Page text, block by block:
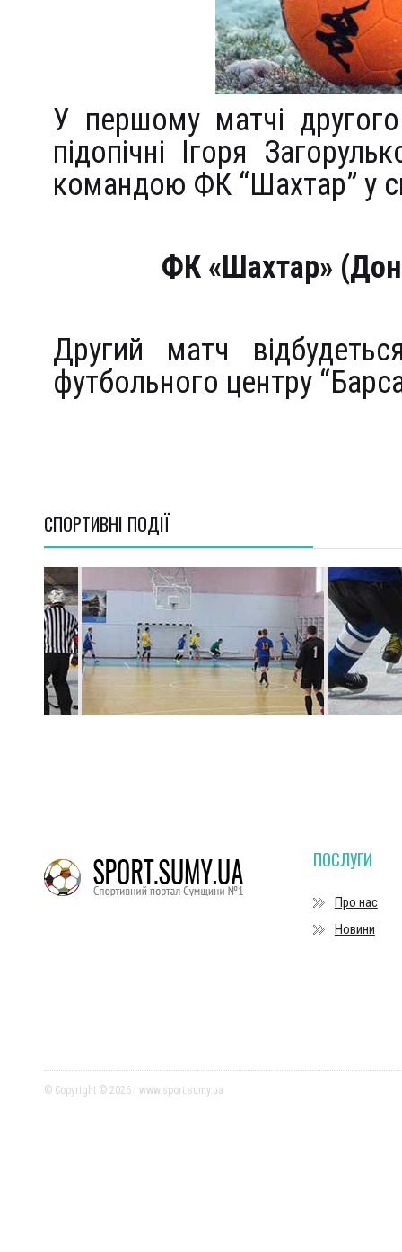
У першому матчі
підопічні Ігоря
командою ФК “Шахтар” у
ФК «Шахтар»
Другий матч
футбольного центру
СПОРТИВНI ПОДІЇ
ПОСЛУГИ
Про нас
Новини
© Copyright © 2026 | www.sport.sumy.ua